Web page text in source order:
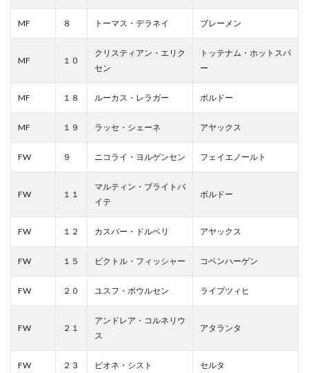
MF ８ トーマス・デラネイ ブレーメン
MF １０
クリスティアン・エリク
セン
トッテナム・ホットスパ
ー
MF １８ ルーカス・レラガー ボルドー
MF １９ ラッセ・シェーネ アヤックス
FW ９ ニコライ・ヨルゲンセン フェイエノールト
FW １１
マルティン・ブライトバ
イテ
ボルドー
FW １２ カスパー・ドルベリ アヤックス
FW １５ ビクトル・フィッシャー コペンハーゲン
FW ２０ ユスフ・ポウルセン ライプツィヒ
FW ２１
アンドレア・コルネリウ
ス
アタランタ
FW ２３ ピオネ・シスト セルタ